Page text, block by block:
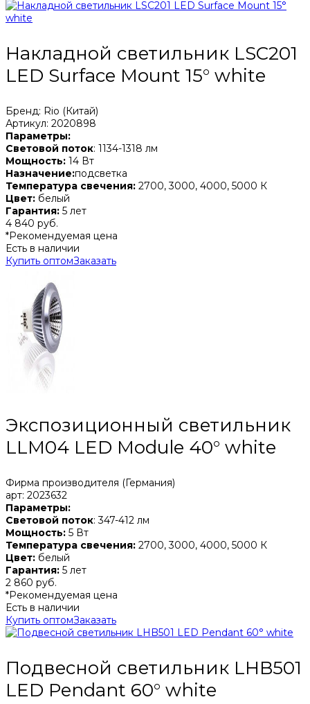
Накладной светильник LSC201
LED Surface Mount 15° white
Бренд: Rio (Китай)
Артикул: 2020898
Параметры:
Световой поток: 1134-1318 лм
Мощность: 14 Вт
Назначение:подсветка
Температура свечения: 2700, 3000, 4000, 5000 К
Цвет: белый
Гарантия: 5 лет
4 840 руб.
*Рекомендуемая цена
Есть в наличии
Купить оптомЗаказать
Экспозиционный светильник
LLM04 LED Module 40° white
Фирма производителя (Германия)
арт: 2023632
Параметры:
Световой поток: 347-412 лм
Мощность: 5 Вт
Температура свечения: 2700, 3000, 4000, 5000 К
Цвет: белый
Гарантия: 5 лет
2 860 руб.
*Рекомендуемая цена
Есть в наличии
Купить оптомЗаказать
Подвесной светильник LHB501
LED Pendant 60° white